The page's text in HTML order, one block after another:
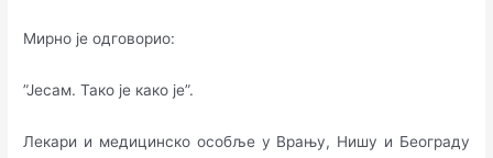
Мирно је одговорио:
”Јесам. Тако је како је”.
Лекари и медицинско особље у Врању, Нишу и Београду